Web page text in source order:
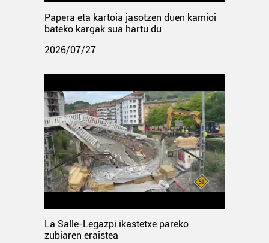
Papera eta kartoia jasotzen duen kamioi
bateko kargak sua hartu du
2026/07/27
La Salle-Legazpi ikastetxe pareko
zubiaren eraistea